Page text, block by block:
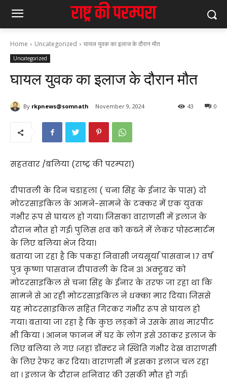
Home Uncategorized घायल युवक का इलाज के दौरान मौत
Uncategorized
घायल युवक का इलाज के दौरान मौत
By rkpnews@somnath November 9, 2024 0
43
सहतवार /बलिया (राष्ट्र की परम्परा)
दीपावली के दिन चडाहला‌ ( चना सिंह के ईनार के पास) दो
मोटरसाइकिल के आमने-सामने के टक्कर में एक युवक
गंभीर रूप से घायल हो गया। जिसका वाराणसी में इलाज के
दौरान मौत हो गई। पुलिस शव को कब्जे में लेकर पोस्टमार्टम
के लिए बलिया भेज दिया।
बताया जा रहा है कि पकहा निवासी जयसूर्या पासवान 17 वर्ष
पुत्र कृष्णा पासवान दीपावली के दिन 31 अक्टूबर को
मोटरसाइकिल से चना सिंह के ईनार के तरफ जा रहा था कि
सामने से आ रही मोटरसाइकिल ने धक्का मार दिया। जिससे
यह मोटरसाइकिल सहित गिरकर गंभीर रूप से घायल हो
गया। बताया जा रहा है कि कुछ लड़कों ने उसके साथ मारपीट
भी किया । आनन फानन में घर के लोग इसे उठाकर इलाज के
लिए बलिया ले गए ।जहां डॉक्टर ने स्थिति गंभीर देख वाराणसी
के लिए रेफर कर दिया। वाराणसी में इसका इलाज चल रहा
था । इलाज के दौरान शनिवार की उसकी मौत हो गई।